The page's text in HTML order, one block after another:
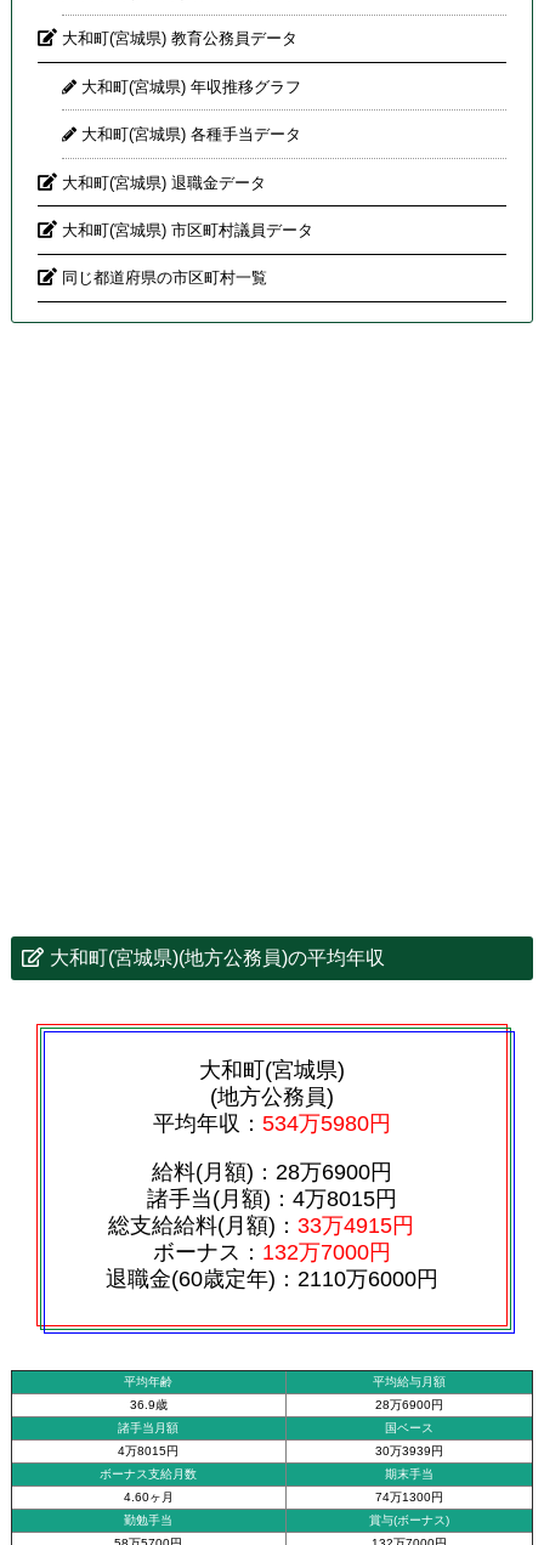
大和町(宮城県) 教育公務員データ
大和町(宮城県) 年収推移グラフ
大和町(宮城県) 各種手当データ
大和町(宮城県) 退職金データ
大和町(宮城県) 市区町村議員データ
同じ都道府県の市区町村一覧
大和町(宮城県)(地方公務員)の平均年収
大和町(宮城県)
(地方公務員)
平均年収： 534万5980円
給料(月額)：28万6900円
諸手当(月額)：4万8015円
総支給給料(月額)： 33万4915円
ボーナス： 132万7000円
退職金(60歳定年)：2110万6000円
平均年齢
平均給与月額
36.9歳
28万6900円
諸手当月額
国ベース
4万8015円
30万3939円
ボーナス支給月数
期末手当
4.60ヶ月
74万1300円
勤勉手当
賞与(ボーナス)